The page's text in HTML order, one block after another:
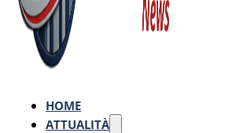
HOME
ATTUALITÀ